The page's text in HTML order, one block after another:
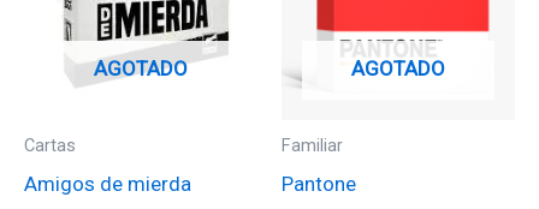
AGOTADO
Cartas
Amigos de mierda
AGOTADO
Familiar
Pantone